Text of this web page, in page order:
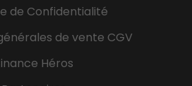
de Confidentialité
de vente CGV
Héros